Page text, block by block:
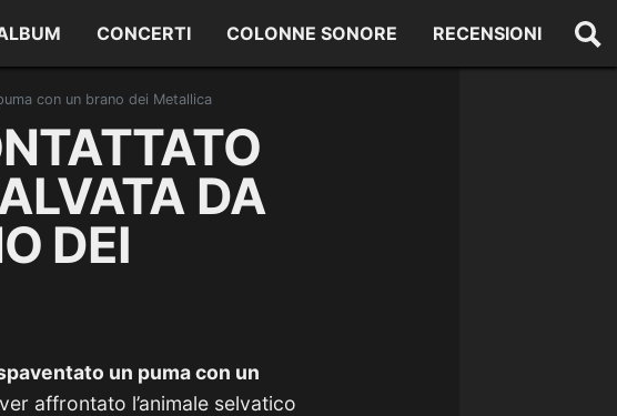
CONCERTI COLONNE SONORE RECENSIONI
con un brano dei Metallica
DA
DEI
un puma con un
affrontato l’animale selvatico